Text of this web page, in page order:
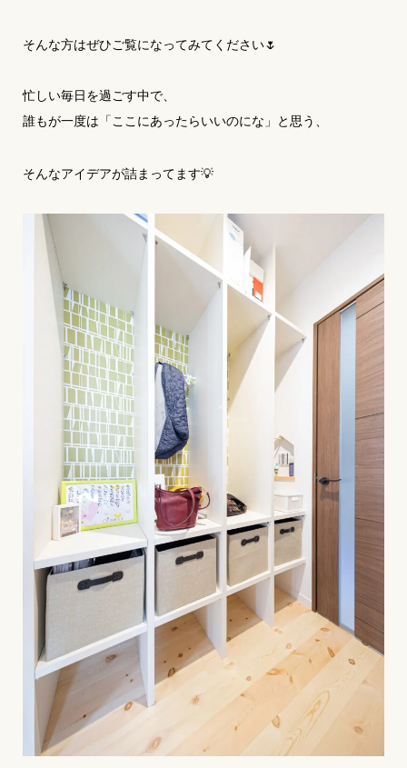
そんな方はぜひご覧になってみてください🌷
忙しい毎日を過ごす中で、
誰もが一度は「ここにあったらいいのにな」と思う、
そんなアイデアが詰まってます💡